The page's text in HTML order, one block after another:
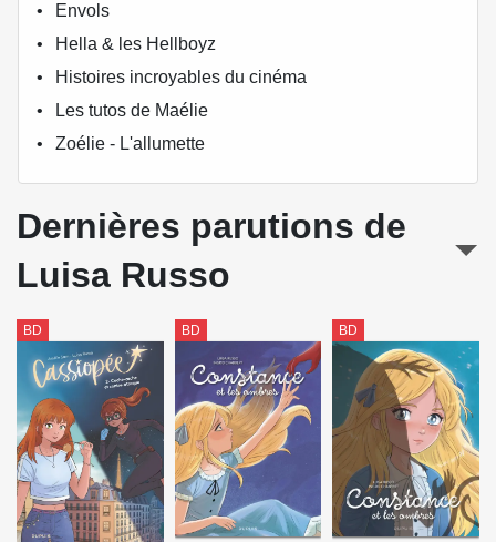
Envols
Hella & les Hellboyz
Histoires incroyables du cinéma
Les tutos de Maélie
Zoélie - L'allumette
Dernières parutions de
Luisa Russo
BD BD BD